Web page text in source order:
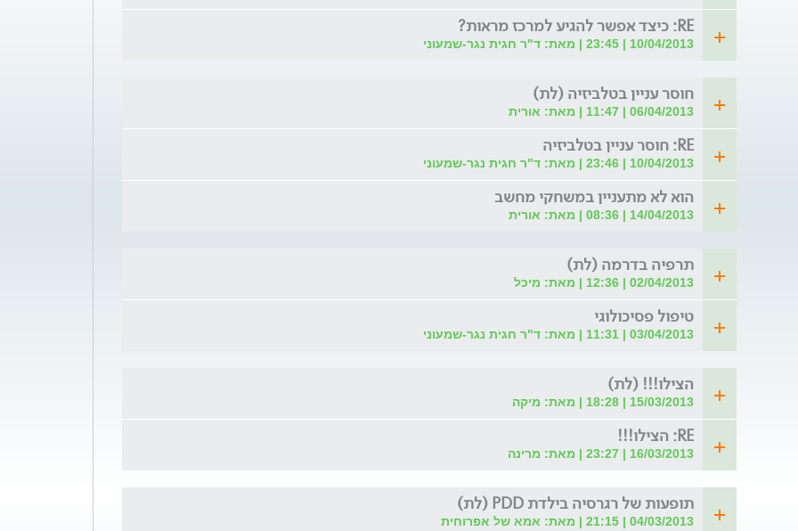
RE: כיצד אפשר להגיע למרכז מראות?
10/04/2013 | 23:45 | מאת: ד"ר חגית נגר-שמעוני
חוסר עניין בטלביזיה (לת)
06/04/2013 | 11:47 | מאת: אורית
RE: חוסר עניין בטלביזיה
10/04/2013 | 23:46 | מאת: ד"ר חגית נגר-שמעוני
הוא לא מתעניין במשחקי מחשב
14/04/2013 | 08:36 | מאת: אורית
תרפיה בדרמה (לת)
02/04/2013 | 12:36 | מאת: מיכל
טיפול פסיכולוגי
03/04/2013 | 11:31 | מאת: ד"ר חגית נגר-שמעוני
הצילו!!! (לת)
15/03/2013 | 18:28 | מאת: מיקה
RE: הצילו!!!
16/03/2013 | 23:27 | מאת: מרינה
תופעות של רגרסיה בילדת PDD (לת)
04/03/2013 | 21:15 | מאת: אמא של אפרוחית